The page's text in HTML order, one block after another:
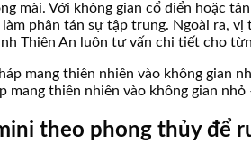
mài. Với không gian cổ điển hoặc
phân tán sự tập trung. Ngoài ra,
Thiên An luôn tư vấn chi tiết cho
mang thiên nhiên vào không gian nhỏ
theo phong thủy để